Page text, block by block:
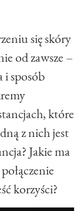
się skóry
od zawsze –
i sposób
które
z nich jest
Jakie ma
korzyści?